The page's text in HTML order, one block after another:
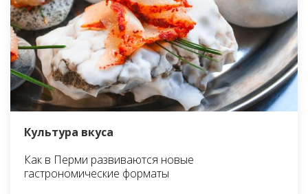
Культура вкуса
Как в Перми развиваются новые
гастрономические форматы